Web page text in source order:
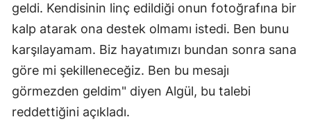
geldi. Kendisinin linç edildiği onun fotoğrafına bir
kalp atarak ona destek olmamı istedi. Ben bunu
karşılayamam. Biz hayatımızı bundan sonra sana
göre mi şekilleneceğiz. Ben bu mesajı
görmezden geldim" diyen Algül, bu talebi
reddettiğini açıkladı.